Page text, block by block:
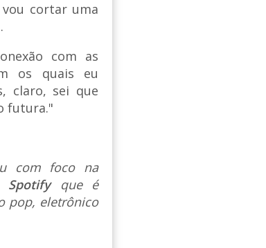
cortar uma
com as
os quais eu
claro, sei que
futura."
com foco na
Spotify que é
pop, eletrônico